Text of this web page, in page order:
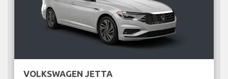
VOLKSWAGEN JETTA